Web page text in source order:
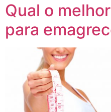
Qual o
para